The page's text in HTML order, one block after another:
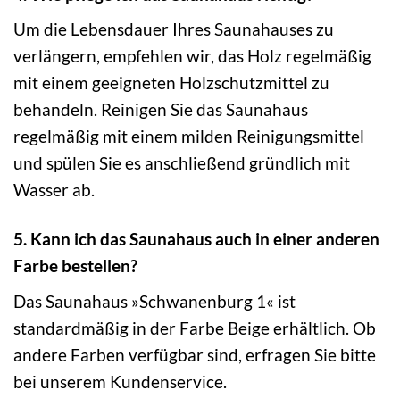
Um die Lebensdauer Ihres Saunahauses zu
verlängern, empfehlen wir, das Holz regelmäßig
mit einem geeigneten Holzschutzmittel zu
behandeln. Reinigen Sie das Saunahaus
regelmäßig mit einem milden Reinigungsmittel
und spülen Sie es anschließend gründlich mit
Wasser ab.
5. Kann ich das Saunahaus auch in einer anderen
Farbe bestellen?
Das Saunahaus »Schwanenburg 1« ist
standardmäßig in der Farbe Beige erhältlich. Ob
andere Farben verfügbar sind, erfragen Sie bitte
bei unserem Kundenservice.